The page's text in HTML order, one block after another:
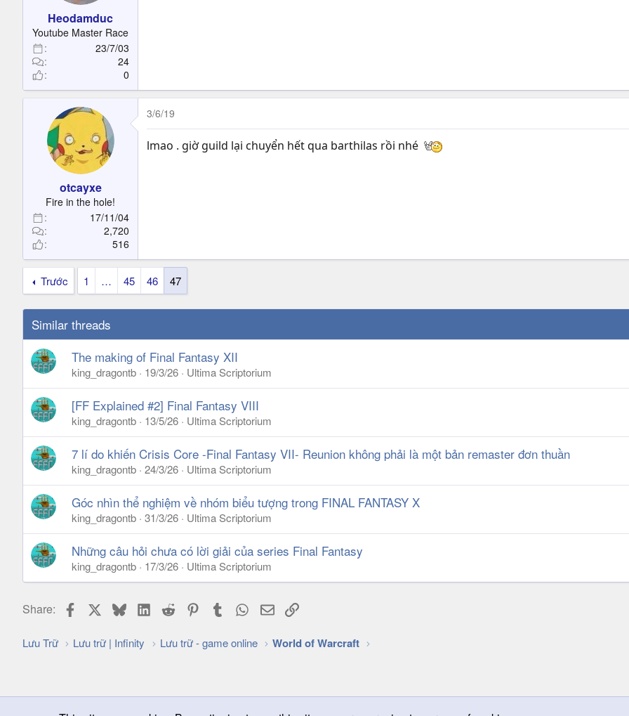
Heodamduc
Youtube Master Race
23/7/03
24
0
otcayxe
Fire in the hole!
17/11/04
2,720
516
3/6/19
lmao . giờ guild lại chuyển hết qua barthilas rồi nhé
Trước 1 … 45 46 47
Similar threads
The making of Final Fantasy XII
king_dragontb 19/3/26 Ultima Scriptorium
[FF Explained #2] Final Fantasy VIII
king_dragontb 13/5/26 Ultima Scriptorium
7 lí do khiến Crisis Core -Final Fantasy VII- Reunion không phải là một bản remaster đơn thuần
king_dragontb 24/3/26 Ultima Scriptorium
Góc nhìn thể nghiệm về nhóm biểu tượng trong FINAL FANTASY X
king_dragontb 31/3/26 Ultima Scriptorium
Những câu hỏi chưa có lời giải của series Final Fantasy
king_dragontb 17/3/26 Ultima Scriptorium
Share: FacebookBlueskyLinkedIn
Reddit Pinterest
Tumblr WhatsApp
EmailLink
Lưu Trữ Lưu trữ | Infinity Lưu trữ - game online World of Warcraft